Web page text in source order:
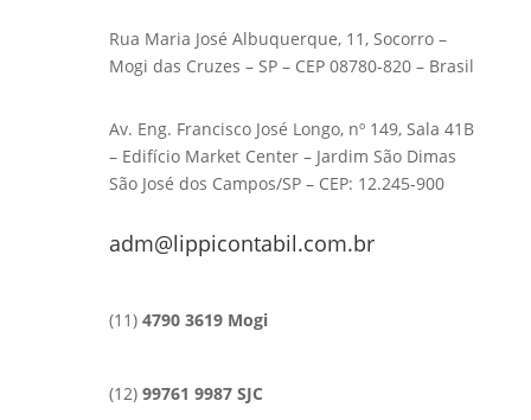
Rua Maria José Albuquerque, 11, Socorro –
Mogi das Cruzes – SP – CEP 08780-820 – Brasil
Av. Eng. Francisco José Longo, nº 149, Sala 41B
– Edifício Market Center – Jardim São Dimas
São José dos Campos/SP – CEP: 12.245-900
adm@lippicontabil.com.br
(11) 4790 3619 Mogi
(12) 99761 9987 SJC